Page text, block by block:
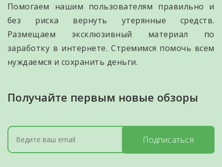
Помогаем нашим пользователям правильно и
без риска вернуть утерянные средств.
Размещаем эксклюзивный материал по
заработку в интернете. Стремимся помочь всем
нуждаемся и сохранить деньги.
Получайте первым новые обзоры
Подписаться